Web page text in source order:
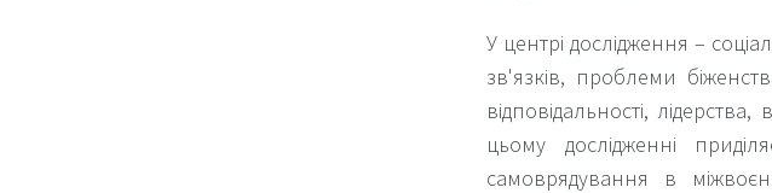
У центрі дослідження –
зв'язків, проблеми
відповідальності,
цьому дослідженні
самоврядування в